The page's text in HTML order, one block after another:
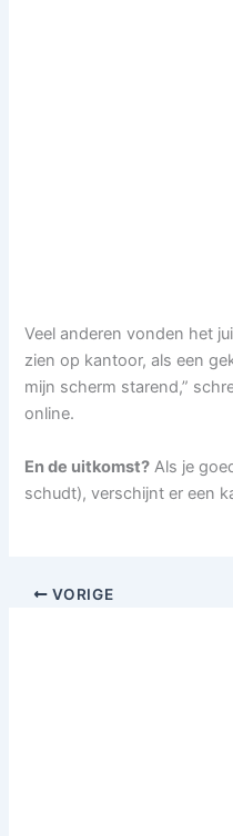
Veel anderen vonden het
zien op kantoor, als een
mijn scherm starend,”
online.
En de uitkomst? Als je
schudt), verschijnt er een
VORIGE